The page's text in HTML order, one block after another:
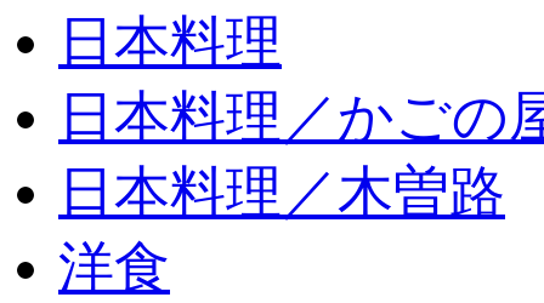
日本料理
日本料理／かごの
日本料理／木曽路
洋食